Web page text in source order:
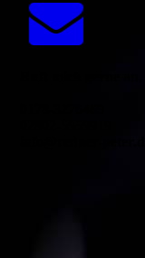
Ruft mich gerne